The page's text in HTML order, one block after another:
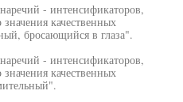
- интенсификаторов,
качественных
бросающийся в глаза".
- интенсификаторов,
качественных